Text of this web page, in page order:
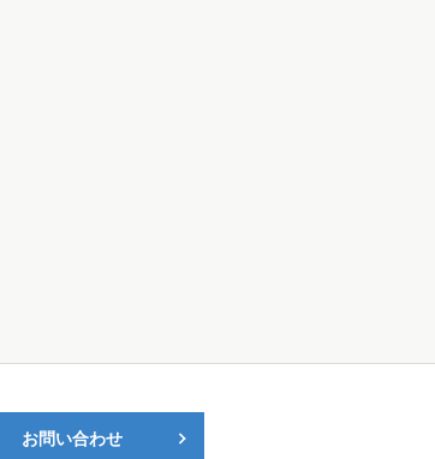
お問い合わせ